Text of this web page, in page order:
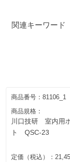
関連キーワー
商品番号： 81106_1
商品規格：
川口技研 室内用
ト QSC-23
定価（税込）：